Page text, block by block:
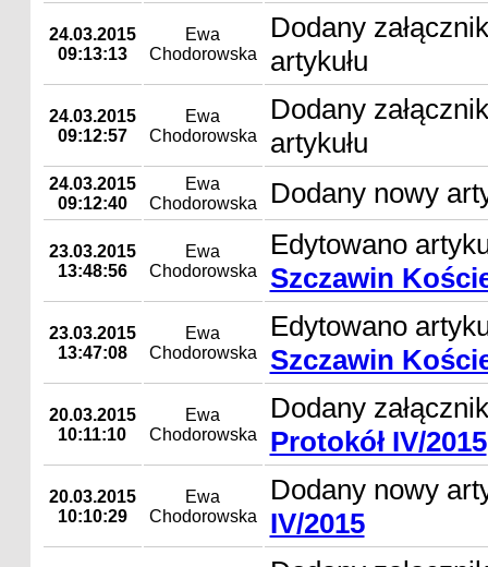
24.03.2015
09:13:13
Ewa
Chodorowska
Dodany
artykułu
24.03.2015
09:12:57
Ewa
Chodorowska
Dodany
artykułu
24.03.2015
09:12:40
Ewa
Chodorowska
Dodany nowy
23.03.2015
13:48:56
Ewa
Chodorowska
Edytowano
Szczawin
23.03.2015
13:47:08
Ewa
Chodorowska
Edytowano
Szczawin
20.03.2015
10:11:10
Ewa
Chodorowska
Dodany
Protokół IV/2015
20.03.2015
10:10:29
Ewa
Chodorowska
Dodany nowy
IV/2015